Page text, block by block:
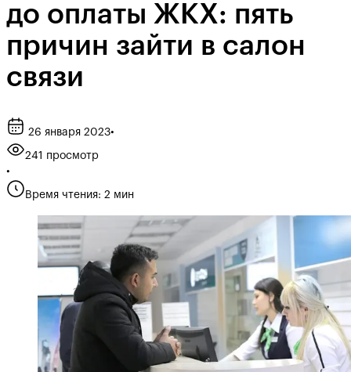
до оплаты ЖКХ: пять
причин зайти в салон
связи
26 января 2023•
241 просмотр
•
Время чтения: 2 мин